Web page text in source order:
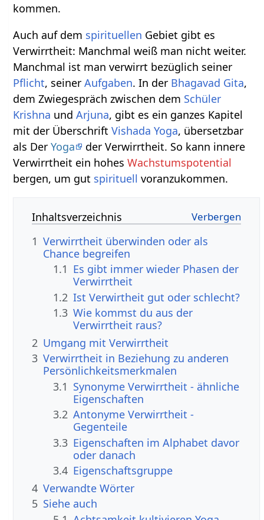
kommen.
Auch auf dem spirituellen Gebiet gibt es
Verwirrtheit: Manchmal weiß man nicht weiter.
Manchmal ist man verwirrt bezüglich seiner
Pflicht, seinerAufgaben. In der Bhagavad Gita,
dem Zwiegespräch zwischen dem Schüler
Krishna undArjuna, gibt es ein ganzes Kapitel
mit der ÜberschriftVishada Yoga, übersetzbar
als DerYoga
der Verwirrtheit. So kann innere
Verwirrtheit ein hohesWachstumspotential
bergen, um gut spirituell voranzukommen.
Inhaltsverzeichnis
1 Verwirrtheit überwinden oder als
Chance begreifen
1.1 Es gibt immer wieder Phasen der
Verwirrtheit
1.2 Ist Verwirtheit gut oder schlecht?
1.3 Wie kommst du aus der
Verwirrtheit raus?
2 Umgang mit Verwirrtheit
3 Verwirrtheit in Beziehung zu anderen
Persönlichkeitsmerkmalen
3.1 Synonyme Verwirrtheit - ähnliche
Eigenschaften
3.2 Antonyme Verwirrtheit -
Gegenteile
3.3 Eigenschaften im Alphabet davor
oder danach
3.4 Eigenschaftsgruppe
4 Verwandte Wörter
5 Siehe auch